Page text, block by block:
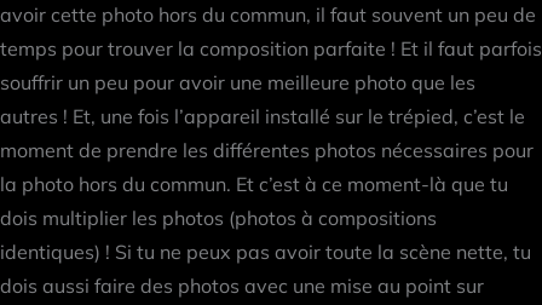
avoir cette photo hors du commun, il faut souvent un peu de
temps pour trouver la composition parfaite ! Et il faut parfois
souffrir un peu pour avoir une meilleure photo que les
autres ! Et, une fois l’appareil installé sur le trépied, c’est le
moment de prendre les différentes photos nécessaires pour
la photo hors du commun. Et c’est à ce moment-là que tu
dois multiplier les photos (photos à compositions
identiques) ! Si tu ne peux pas avoir toute la scène nette, tu
dois aussi faire des photos avec une mise au point sur